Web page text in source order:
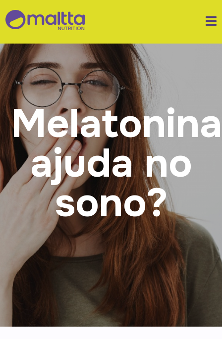
Melatonina
ajuda no
sono?